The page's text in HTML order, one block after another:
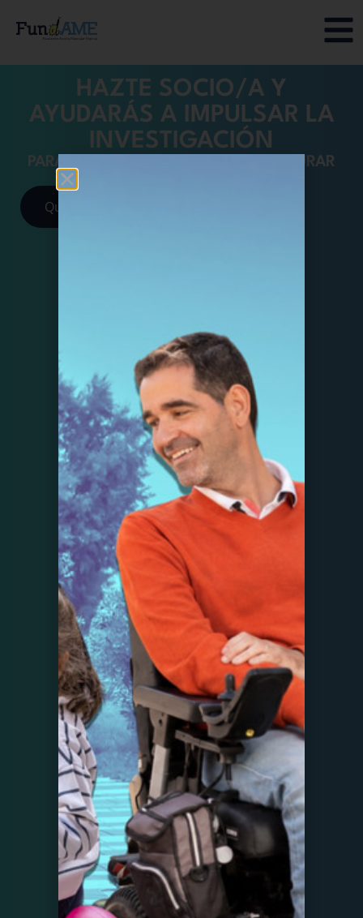
HAZTE SOCIO/A Y
AYUDARÁS A IMPULSAR LA
INVESTIGACIÓN
PARA MEJORAR NUESTRAS VIDAS Y CURAR
Quiero ser socio